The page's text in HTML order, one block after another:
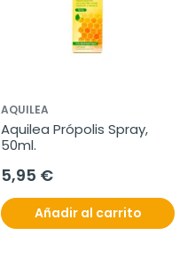
AQUILEA
Aquilea Própolis Spray,
50ml.
5,95 €
Añadir al carrito